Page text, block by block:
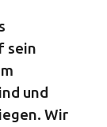
sein
und
Wir